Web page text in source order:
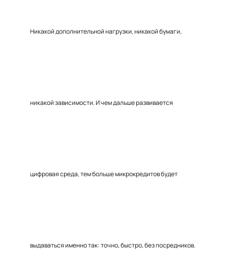
Никакой дополнительной нагрузки, никакой бумаги,
никакой зависимости. И чем дальше развивается
цифровая среда, тем больше микрокредитов будет
выдаваться именно так: точно, быстро, без посредников.